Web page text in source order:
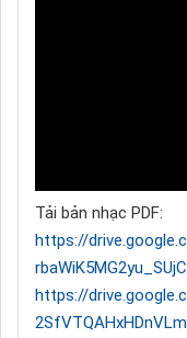
Tải bản nhạc PDF:
https://
https://